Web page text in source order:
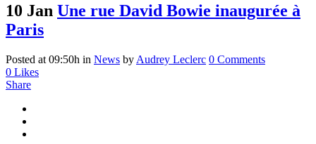
10 Jan Une rue David Bowie inaugurée à
Paris
Posted at 09:50h in News by Audrey Leclerc 0 Comments
0 Likes
Share